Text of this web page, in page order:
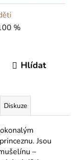
%
Hlídat
Diskuze
Jsou
–